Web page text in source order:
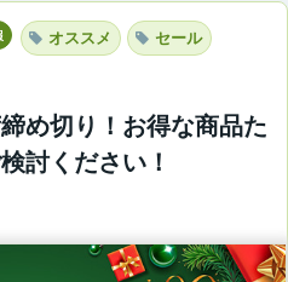
オススメ セール
め切り！お得な商品た
討ください！